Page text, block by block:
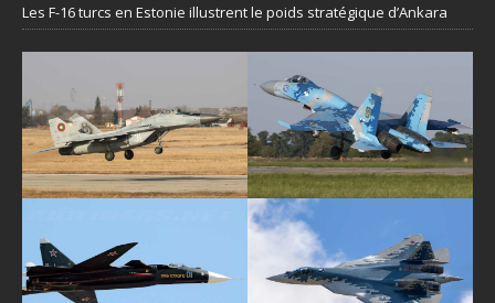
Les F-16 turcs en Estonie illustrent le poids stratégique d’Ankara